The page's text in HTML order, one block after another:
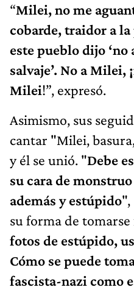
“Milei, no me
cobarde, traidor a
este pueblo dijo
salvaje’. No a Milei,
Milei!”, expresó.
Asimismo, sus
cantar "Milei,
y él se unió. "Debe
su cara de
además y estúpido",
su forma de
fotos de estúpido,
Cómo se puede
fascista-nazi como